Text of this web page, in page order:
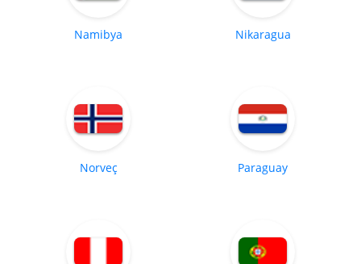
Namibya Nikaragua
Norveç Paraguay